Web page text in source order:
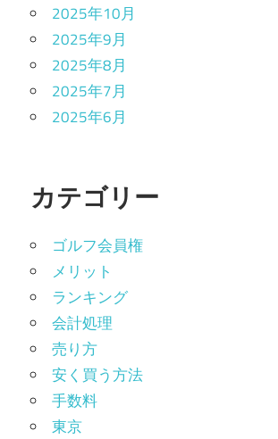
2025年10月
2025年9月
2025年8月
2025年7月
2025年6月
カテゴリー
ゴルフ会員権
メリット
ランキング
会計処理
売り方
安く買う方法
手数料
東京